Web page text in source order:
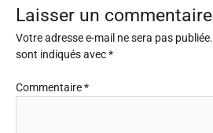
Laisser un commentaire
Votre adresse e-mail ne sera pas publiée.
sont indiqués avec*
Commentaire*